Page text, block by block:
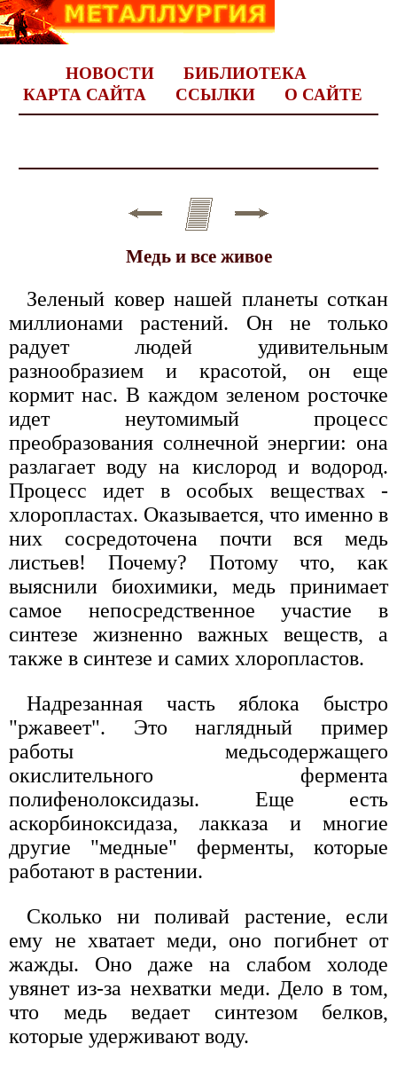
НОВОСТИ
БИБЛИОТЕКА
КАРТА САЙТА
ССЫЛКИ О САЙТЕ
Медь и все живое
Зеленый ковер нашей планеты соткан
миллионами растений. Он не только
радует людей удивительным
разнообразием и красотой, он еще
кормит нас. В каждом зеленом росточке
идет неутомимый процесс
преобразования солнечной энергии: она
разлагает воду на кислород и водород.
Процесс идет в особых веществах -
хлоропластах. Оказывается, что именно в
них сосредоточена почти вся медь
листьев! Почему? Потому что, как
выяснили биохимики, медь принимает
самое непосредственное участие в
синтезе жизненно важных веществ, а
также в синтезе и самих хлоропластов.
Надрезанная часть яблока быстро
"ржавеет". Это наглядный пример
работы медьсодержащего
окислительного фермента
полифенолоксидазы. Еще есть
аскорбиноксидаза, лакказа и многие
другие "медные" ферменты, которые
работают в растении.
Сколько ни поливай растение, если
ему не хватает меди, оно погибнет от
жажды. Оно даже на слабом холоде
увянет из-за нехватки меди. Дело в том,
что медь ведает синтезом белков,
которые удерживают воду.